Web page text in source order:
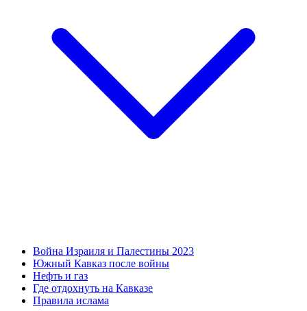
Война Израиля и Палестины 2023
Южный Кавказ после войны
Нефть и газ
Где отдохнуть на Кавказе
Правила ислама